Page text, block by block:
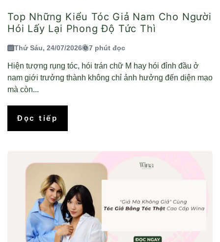
Top Những Kiểu Tóc Giả Nam Cho Người
Hói Lấy Lại Phong Độ Tức Thì
Thứ Sáu, 24/07/2026 7 phút đọc
Hiện tượng rụng tóc, hói trán chữ M hay hói đỉnh đầu ở
nam giới trưởng thành không chỉ ảnh hưởng đến diện mạo
mà còn...
Đọc tiếp